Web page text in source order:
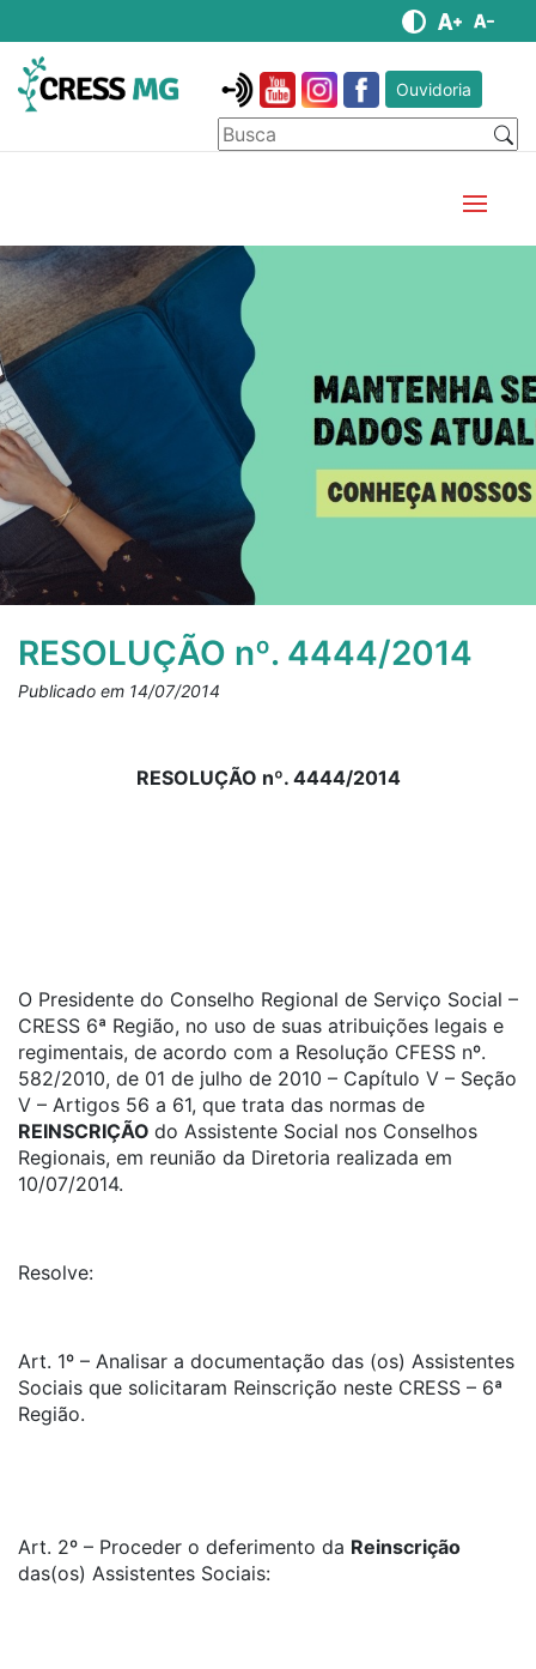
Ouvidoria
RESOLUÇÃO nº. 4444/2014
Publicado em 14/07/2014
RESOLUÇÃO nº. 4444/2014
O Presidente do Conselho Regional de Serviço Social –
CRESS 6ª Região, no uso de suas atribuições legais e
regimentais, de acordo com a Resolução CFESS nº.
582/2010, de 01 de julho de 2010 – Capítulo V – Seção
V – Artigos 56 a 61, que trata das normas de
REINSCRIÇÃO do Assistente Social nos Conselhos
Regionais, em reunião da Diretoria realizada em
10/07/2014.
Resolve:
Art. 1º – Analisar a documentação das (os) Assistentes
Sociais que solicitaram Reinscrição neste CRESS – 6ª
Região.
Art. 2º – Proceder o deferimento da Reinscrição
das(os) Assistentes Sociais: